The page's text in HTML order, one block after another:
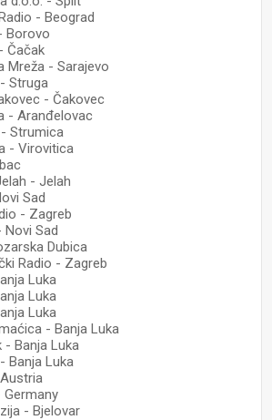
- Beograd
Borovo
Čačak
Mreža - Sarajevo
Struga
- Čakovec
- Aranđelovac
Strumica
- Virovitica
- Jelah
Sad
- Zagreb
Novi Sad
Dubica
Radio - Zagreb
Luka
Luka
Luka
- Banja Luka
- Banja Luka
Banja Luka
Germany
- Bjelovar